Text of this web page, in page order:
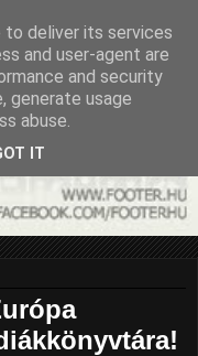
to deliver its services
and user-agent are
and security
generate usage
abuse.
IT